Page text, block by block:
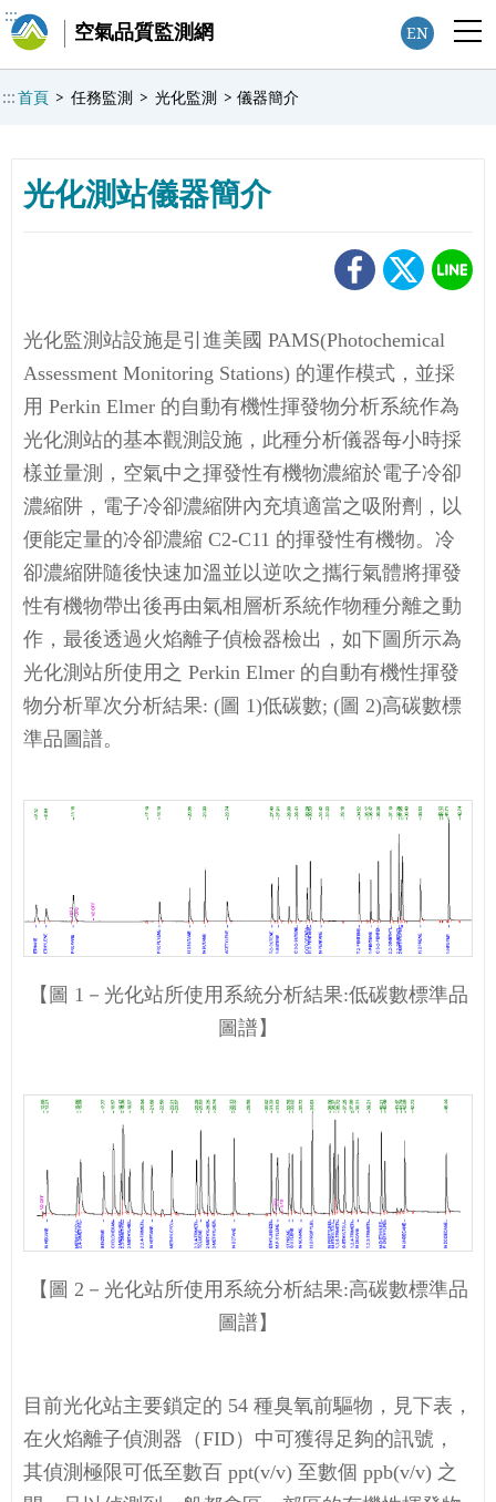
空氣品質監測網
:::
EN
:::首頁 > 任務監測 > 光化監測 > 儀器簡介
光化測站儀器簡介
光化監測站設施是引進美國 PAMS(Photochemical
Assessment Monitoring Stations) 的運作模式，並採
用 Perkin Elmer 的自動有機性揮發物分析系統作為
光化測站的基本觀測設施，此種分析儀器每小時採
樣並量測，空氣中之揮發性有機物濃縮於電子冷卻
濃縮阱，電子冷卻濃縮阱內充填適當之吸附劑，以
便能定量的冷卻濃縮 C2-C11 的揮發性有機物。冷
卻濃縮阱隨後快速加溫並以逆吹之攜行氣體將揮發
性有機物帶出後再由氣相層析系統作物種分離之動
作，最後透過火焰離子偵檢器檢出，如下圖所示為
光化測站所使用之 Perkin Elmer 的自動有機性揮發
物分析單次分析結果: (圖 1)低碳數; (圖 2)高碳數標
準品圖譜。
【圖 1－光化站所使用系統分析結果:低碳數標準品
圖譜】
【圖 2－光化站所使用系統分析結果:高碳數標準品
圖譜】
目前光化站主要鎖定的 54 種臭氧前驅物，見下表，
在火焰離子偵測器（FID）中可獲得足夠的訊號，
其偵測極限可低至數百 ppt(v/v) 至數個 ppb(v/v) 之